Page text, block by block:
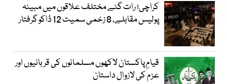
کراچی؛ رات گئے مختلف علاقوں میں مبینہ
پولیس مقابلے، 8 زخمی سمیت 12 ڈاکو گرفتار
قیامِ پاکستان لاکھوں مسلمانوں کی قربانیوں اور
عزم کی لازوال داستان